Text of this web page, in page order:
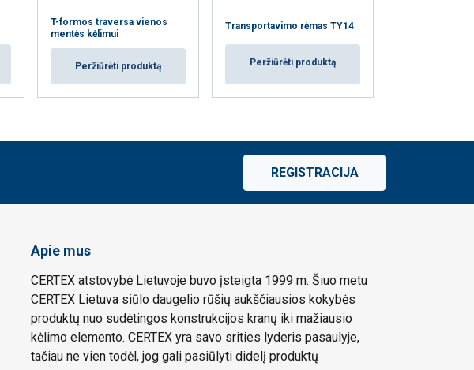
T-formos traversa vienos
mentės kėlimui
Peržiūrėti produktą
Transportavimo rėmas TY14
Peržiūrėti produktą
REGISTRACIJA
Apie mus
CERTEX atstovybė Lietuvoje buvo įsteigta 1999 m. Šiuo metu
CERTEX Lietuva siūlo daugelio rūšių aukščiausios kokybės
produktų nuo sudėtingos konstrukcijos kranų iki mažiausio
kėlimo elemento. CERTEX yra savo srities lyderis pasaulyje,
tačiau ne vien todėl, jog gali pasiūlyti didelį produktų